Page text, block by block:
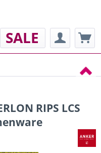
SALE
RIPS LCS